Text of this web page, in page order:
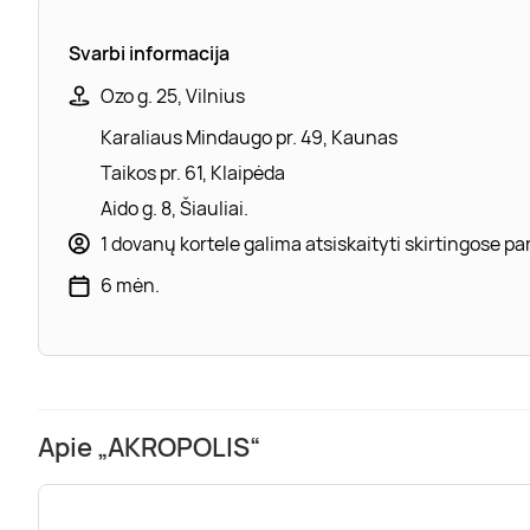
Svarbi informacija
Ozo g. 25, Vilnius
Karaliaus Mindaugo pr. 49, Kaunas
Taikos pr. 61, Klaipėda
Aido g. 8, Šiauliai.
1 dovanų kortele galima atsiskaityti skirtingose
6 mėn.
Apie „AKROPOLIS“